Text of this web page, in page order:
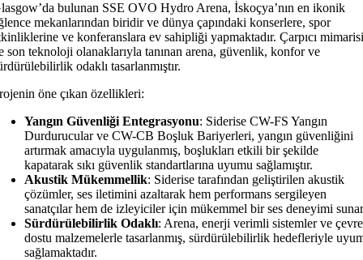
lasgow’da bulunan SSE OVO Hydro Arena, İskoçya’nın en ikonik
mekanlarından biridir ve dünya çapındaki konserlere, spor
ve konferanslara ev sahipliği yapmaktadır. Çarpıcı
son teknoloji olanaklarıyla tanınan arena, güvenlik, konfor ve
odaklı tasarlanmıştır.
öne çıkan özellikleri:
Yangın Güvenliği Entegrasyonu: Siderise CW-FS Yangın
Durdurucular ve CW-CB Boşluk Bariyerleri, yangın güvenliğini
artırmak amacıyla uygulanmış, boşlukları etkili bir şekilde
kapatarak sıkı güvenlik standartlarına uyumu sağlamıştır.
Akustik Mükemmellik: Siderise tarafından geliştirilen akustik
çözümler, ses iletimini azaltarak hem performans sergileyen
sanatçılar hem de izleyiciler için mükemmel bir ses deneyimi
Sürdürülebilirlik Odaklı: Arena, enerji verimli sistemler ve çevre
dostu malzemelerle tasarlanmış, sürdürülebilirlik hedefleriyle
sağlamaktadır.